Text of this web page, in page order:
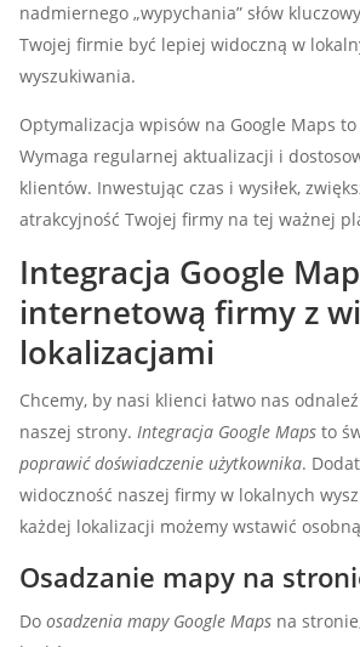
nadmiernego „wypychania” słów
Twojej firmie być lepiej widoczną w
wyszukiwania.
Optymalizacja wpisów na Google Maps to
Wymaga regularnej aktualizacji i
klientów. Inwestując czas i wysiłek,
atrakcyjność Twojej firmy na tej ważnej
Integracja Google
internetową firmy z
lokalizacjami
Chcemy, by nasi klienci łatwo nas
naszej strony.Integracja Google Maps to
poprawić doświadczenie użytkownika.
widoczność naszej firmy w lokalnych
każdej lokalizacji możemy wstawić
Osadzanie mapy na
Doosadzenia mapy Google Maps na